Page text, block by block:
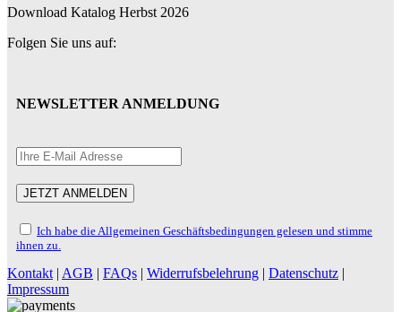
Download Katalog Herbst 2026
Folgen Sie uns auf:
NEWSLETTER ANMELDUNG
Ich habe die Allgemeinen Geschäftsbedingungen gelesen und stimme
ihnen zu.
Kontakt | AGB | FAQs | Widerrufsbelehrung | Datenschutz |
Impressum